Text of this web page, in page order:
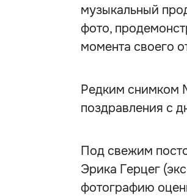
музыкальный
фото,
момента своего
Редким снимком
поздравления с
Под свежим
Эрика Герцег
фотографию